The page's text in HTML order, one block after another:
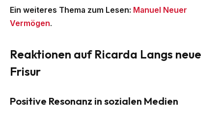
Ein weiteres Thema zum Lesen: Manuel Neuer
Vermögen.
Reaktionen auf Ricarda Langs neue
Frisur
Positive Resonanz in sozialen Medien